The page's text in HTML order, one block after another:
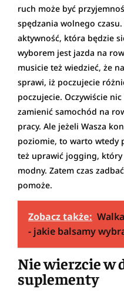
ruch może być
spędzania wolnego
aktywność, która będzie
wyborem jest jazda na
musicie też wiedzieć, że
sprawi, iż poczujecie
poczujecie. Oczywiście
zamienić samochód na
pracy. Ale jeżeli Wasza
poziomie, to warto wtedy
też uprawić jogging,
modny. Zatem czas
pomoże.
Zobacz także:
- jakie balsamy
Nie wierzcie w
suplementy